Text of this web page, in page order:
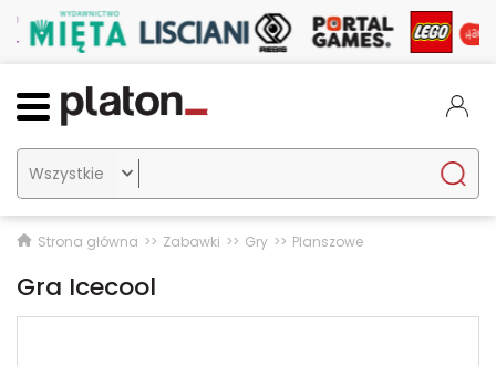

Strona główna Zabawki Gry Planszowe
Gra Icecool